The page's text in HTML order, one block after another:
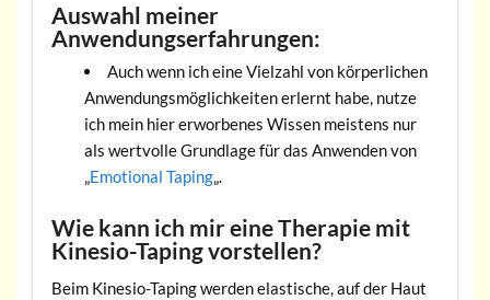
Auswahl meiner
Anwendungserfahrungen:
Auch wenn ich eine Vielzahl von körperlichen
Anwendungsmöglichkeiten erlernt habe, nutze
ich mein hier erworbenes Wissen meistens nur
als wertvolle Grundlage für das Anwenden von
Emotional Taping„.
Wie kann ich mir eine Therapie mit
Kinesio-Taping vorstellen?
Beim Kinesio-Taping werden elastische, auf der Haut